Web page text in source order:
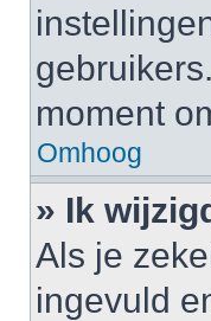
moment
Omhoog
» Ik
Als je
ingevuld